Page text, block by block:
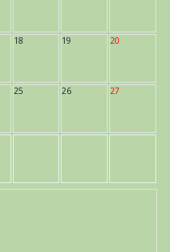
18 19 20
25 26 27